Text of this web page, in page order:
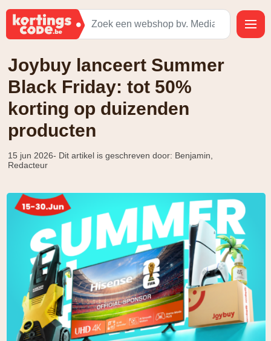
Joybuy lanceert Summer
Black Friday: tot 50%
korting op duizenden
producten
15 jun 2026- Dit artikel is geschreven door: Benjamin,
Redacteur